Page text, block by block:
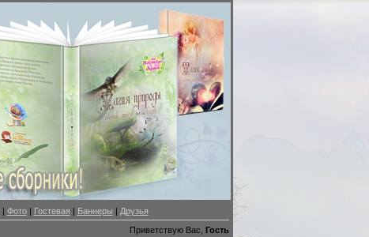
| Фото| Гостевая | Баннеры | Друзья
Приветствую Вас, Гость